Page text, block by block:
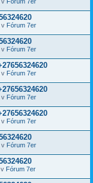
v Fórum 7er
v Fórum 7er
v Fórum 7er
v Fórum 7er
v Fórum 7er
v Fórum 7er
v Fórum 7er